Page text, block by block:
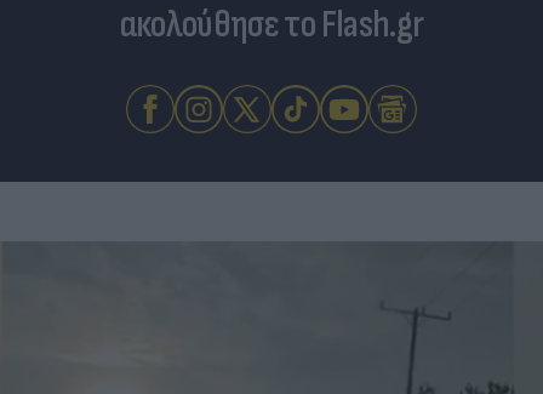
ακολούθησε το Flash.gr